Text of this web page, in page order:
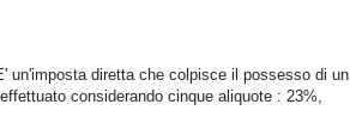
un'imposta diretta che colpisce il possesso di un
considerando cinque aliquote : 23%,